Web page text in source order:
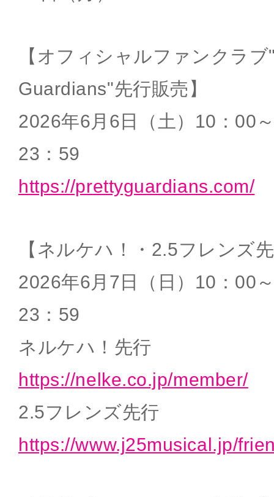
【オフィシャルファンクラ
Guardians"先行販売】
2026年6月6日（土）10：00
23：59
https://prettyguardians.com/
【ネルケハ！・2.5フレンズ
2026年6月7日（日）10：00
23：59
ネルケハ！先行
https://nelke.co.jp/member/
2.5フレンズ先行
https://www.j25musical.jp/